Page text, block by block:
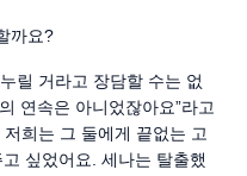
까요?
릴 거라고 장담할 수는 없
연속은 아니었잖아요”라고
희는 그 둘에게 끝없는 고
싶었어요. 세나는 탈출했